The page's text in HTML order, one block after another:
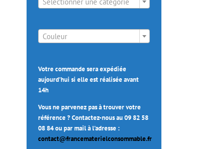
Couleur
Votre commande sera expédiée
aujourd’hui si elle est réalisée avant
14h
Vous ne parvenez pas à trouver votre
référence ? Contactez-nous au 09 82 58
08 84 ou par mail à l’adresse :
contact@francematerielconsommable.fr